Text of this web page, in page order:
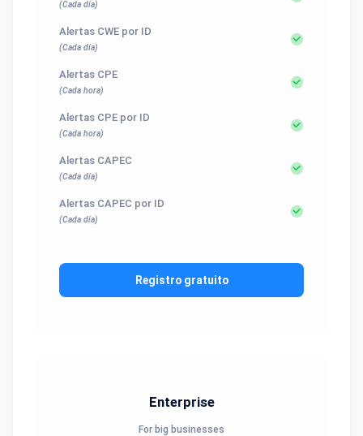
(Cada día)
Alertas CWE por ID
(Cada día)
Alertas CPE
(Cada hora)
Alertas CPE por ID
(Cada hora)
Alertas CAPEC
(Cada día)
Alertas CAPEC por ID
(Cada día)
Registro gratuito
Enterprise
For big businesses